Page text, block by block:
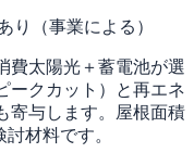
り（事業による）
費太陽光＋蓄電池が選
ークカット）と再エネ
寄与します。屋根面積
材料です。